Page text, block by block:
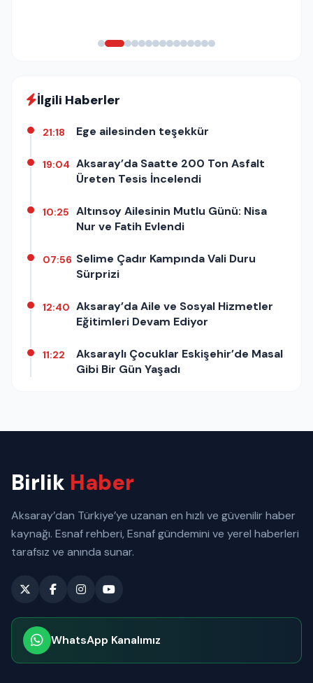
İlgili Haberler
21:18 Ege ailesinden teşekkür
19:04 Aksaray’da Saatte 200 Ton Asfalt
Üreten Tesis İncelendi
10:25
Altınsoy Ailesinin Mutlu Günü: Nisa
Nur ve Fatih Evlendi
07:56 Selime Çadır Kampında Vali Duru
Sürprizi
12:40 Aksaray’da Aile ve Sosyal Hizmetler
Eğitimleri Devam Ediyor
11:22
Aksaraylı Çocuklar Eskişehir’de Masal
Gibi Bir Gün Yaşadı
Birlik Haber
Aksaray’dan Türkiye’ye uzanan en hızlı ve güvenilir haber
kaynağı. Esnaf rehberi, Esnaf gündemini ve yerel haberleri
tarafsız ve anında sunar.
WhatsApp Kanalımız